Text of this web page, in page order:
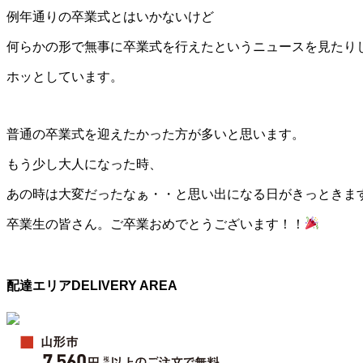
例年通りの卒業式とはいかないけど
何らかの形で無事に卒業式を行えたというニュースを見たり
ホッとしています。
普通の卒業式を迎えたかった方が多いと思います。
もう少し大人になった時、
あの時は大変だったなぁ・・と思い出になる日がきっときま
卒業生の皆さん。ご卒業おめでとうございます！！
配達エリアDELIVERY AREA